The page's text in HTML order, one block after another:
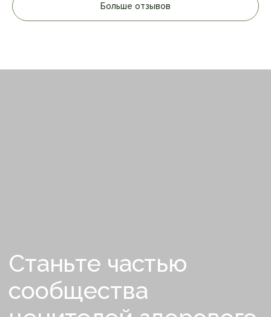
Больше отзывов